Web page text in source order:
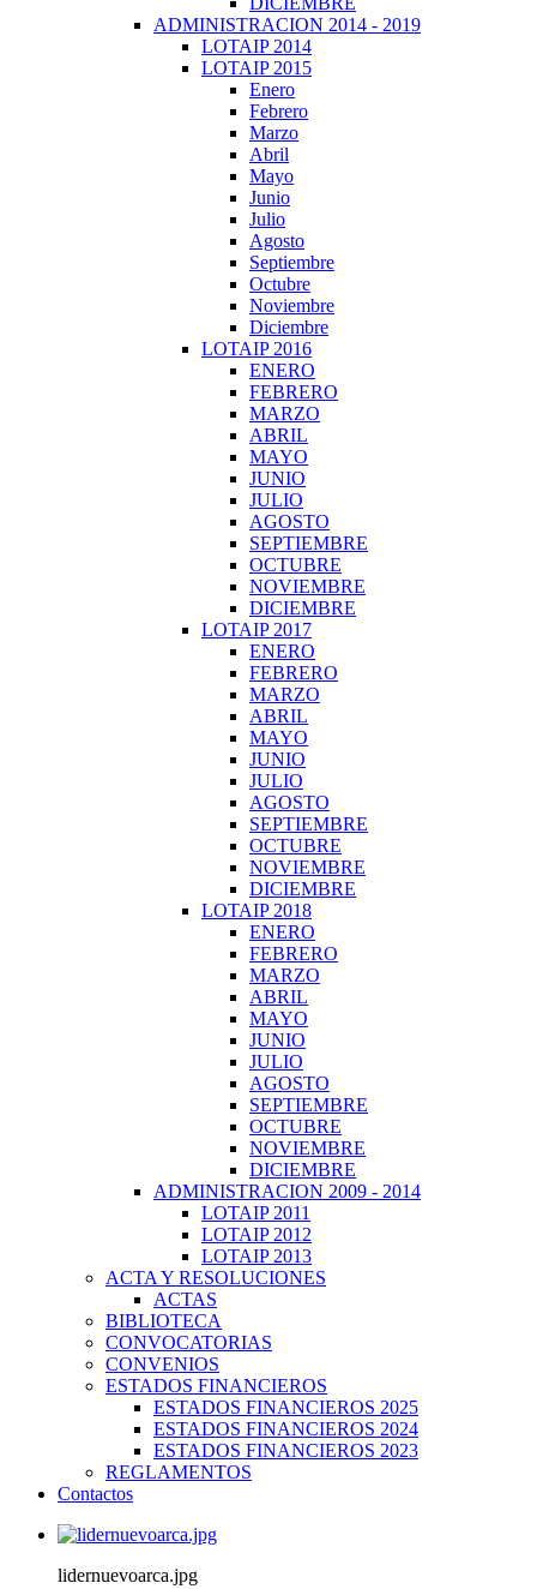
ADMINISTRACION 2014 - 2019
LOTAIP 2014
LOTAIP 2015
Enero
Febrero
Marzo
Abril
Mayo
Junio
Julio
Agosto
Septiembre
Octubre
Noviembre
Diciembre
LOTAIP 2016
ENERO
FEBRERO
MARZO
ABRIL
MAYO
JUNIO
JULIO
AGOSTO
SEPTIEMBRE
OCTUBRE
NOVIEMBRE
DICIEMBRE
LOTAIP 2017
ENERO
FEBRERO
MARZO
ABRIL
MAYO
JUNIO
JULIO
AGOSTO
SEPTIEMBRE
OCTUBRE
NOVIEMBRE
DICIEMBRE
LOTAIP 2018
ENERO
FEBRERO
MARZO
ABRIL
MAYO
JUNIO
JULIO
AGOSTO
SEPTIEMBRE
OCTUBRE
NOVIEMBRE
DICIEMBRE
ADMINISTRACION 2009 - 2014
LOTAIP 2011
LOTAIP 2012
LOTAIP 2013
ACTA Y RESOLUCIONES
ACTAS
BIBLIOTECA
CONVOCATORIAS
CONVENIOS
ESTADOS FINANCIEROS
ESTADOS FINANCIEROS 2025
ESTADOS FINANCIEROS 2024
ESTADOS FINANCIEROS 2023
REGLAMENTOS
Contactos
lidernuevoarca.jpg